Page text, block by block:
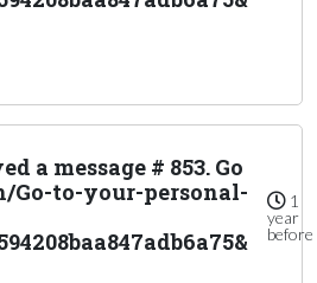
a message # 853. Go
Go-to-your-personal-
1
year
before